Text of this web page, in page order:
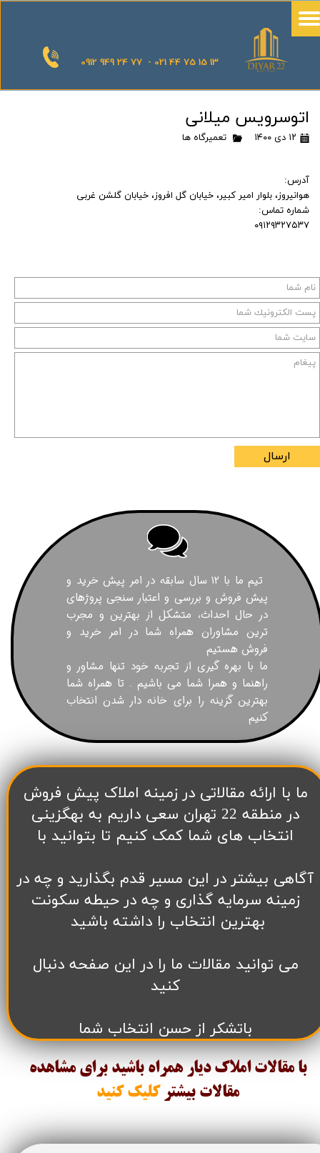
0912 949 24 77 - 021 44 75 15 13
اتوسرویس میلانی
۱۲ دی ۱۴۰۰ تعمیرگاه ها
آدرس:
هوانیروز، بلوار امیر کبیر، خیابان گل افروز، خیابان گلشن غربی
شماره تماس:
۰۹۱۲۹۳۲۷۵۳۷
ارسال
تیم ما با ۱۲ سال سابقه در امر پیش خرید و
پیش فروش و بررسی و اعتبار سنجی پروژهای
در حال احداث، متشکل از بهترین و مجرب
ترین مشاوران همراه شما در امر خرید و
فروش هستیم
ما با بهره گیری از تجربه خود تنها مشاور و
راهنما و همرا شما می باشیم . تا همراه شما
بهترین گزینه را برای خانه دار شدن انتخاب
کنیم
​ما با ارائه مقالاتی در زمینه املاک پیش فروش
در منطقه 22 تهران سعی داریم به بهگزینی
انتخاب های شما کمک کنیم تا بتوانید با
آگاهی بیشتر در این مسیر قدم بگذارید و چه در
زمینه سرمایه گذاری و چه در حیطه سکونت
بهترین انتخاب را داشته باشید
می توانید مقالات ما را در این صفحه دنبال
کنید
باتشکر از حسن انتخاب شما
با مقالات املاک دیار همراه باشید برای مشاهده
مقالات بیشتر کلیک کنید